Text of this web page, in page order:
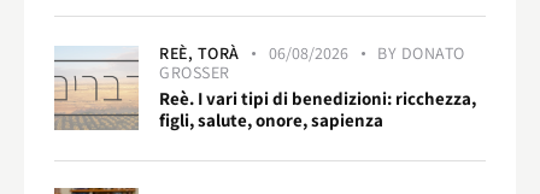
REÈ, TORÀ 06/08/2026 BY DONATO
GROSSER
Reè. I vari tipi di benedizioni: ricchezza,
figli, salute, onore, sapienza